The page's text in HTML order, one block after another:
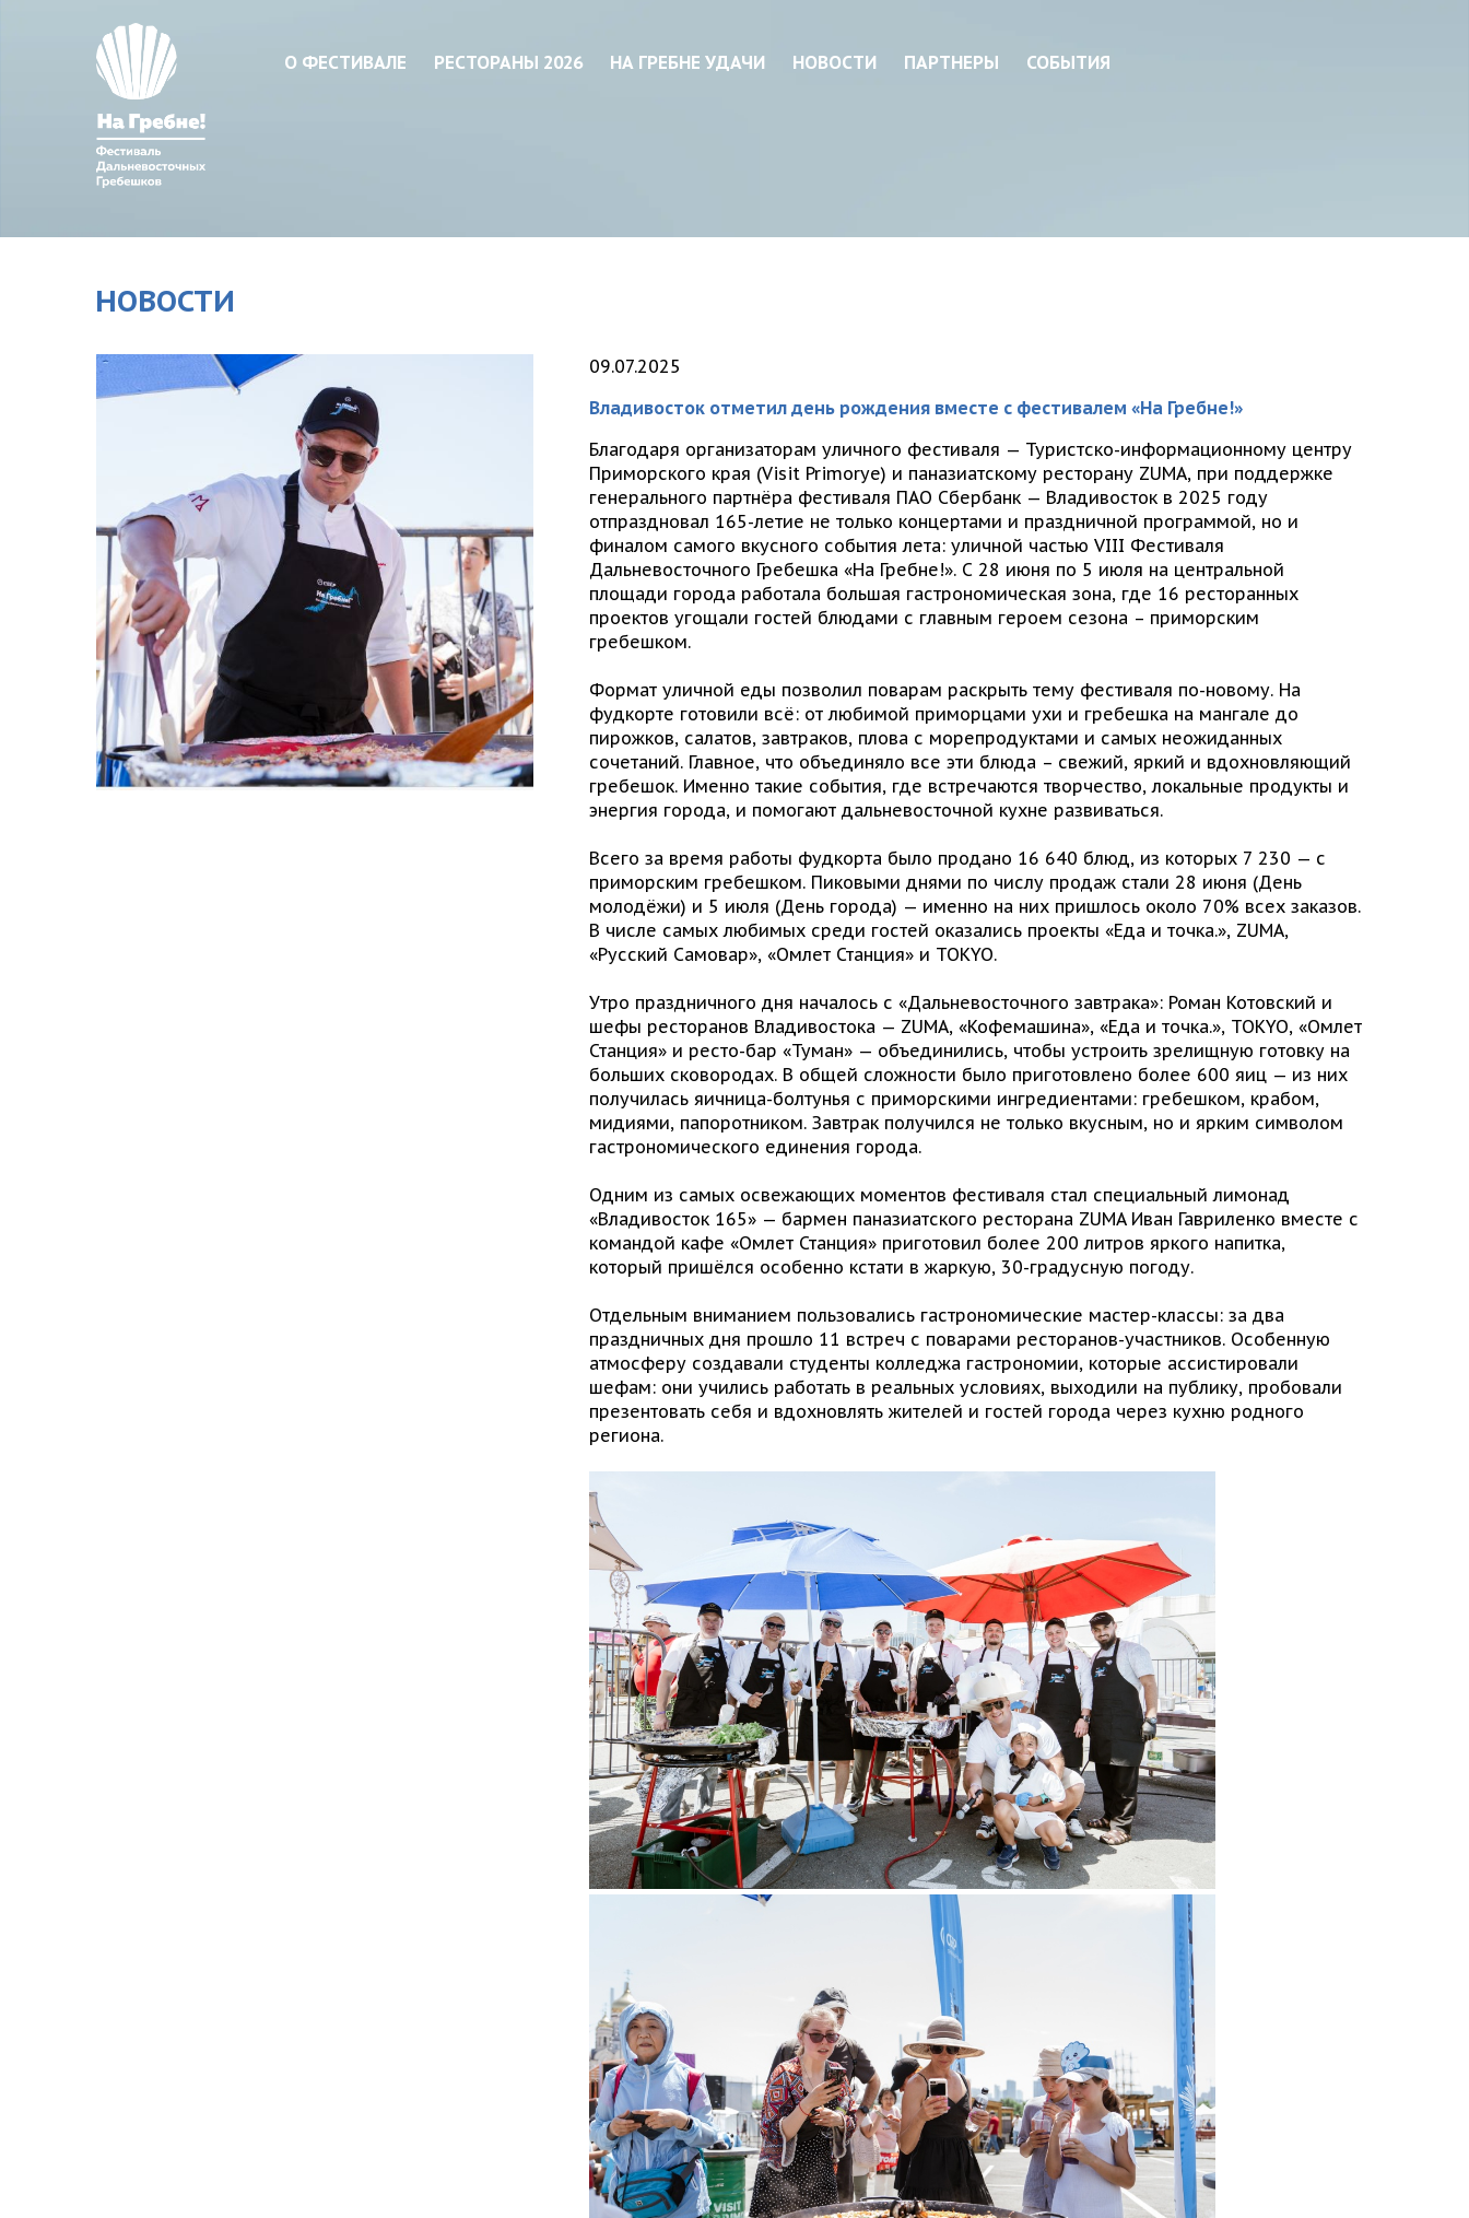
О ФЕСТИВАЛЕ РЕСТОРАНЫ 2026 НА ГРЕБНЕ УДАЧИ НОВОСТИ ПАРТНЕРЫ СОБЫТИЯ
НОВОСТИ
09.07.2025
Владивосток отметил день рождения вместе с фестивалем «На Гребне!»
Благодаря организаторам уличного фестиваля — Туристско-информационному центру
Приморского края (Visit Primorye) и паназиатскому ресторану ZUMA, при поддержке
генерального партнёра фестиваля ПАО Сбербанк — Владивосток в 2025 году
отпраздновал 165-летие не только концертами и праздничной программой, но и
финалом самого вкусного события лета: уличной частью VIII Фестиваля
Дальневосточного Гребешка «На Гребне!». С 28 июня по 5 июля на центральной
площади города работала большая гастрономическая зона, где 16 ресторанных
проектов угощали гостей блюдами с главным героем сезона – приморским
гребешком.
Формат уличной еды позволил поварам раскрыть тему фестиваля по-новому. На
фудкорте готовили всё: от любимой приморцами ухи и гребешка на мангале до
пирожков, салатов, завтраков, плова с морепродуктами и самых неожиданных
сочетаний. Главное, что объединяло все эти блюда – свежий, яркий и вдохновляющий
гребешок. Именно такие события, где встречаются творчество, локальные продукты и
энергия города, и помогают дальневосточной кухне развиваться.
Всего за время работы фудкорта было продано 16 640 блюд, из которых 7 230 — с
приморским гребешком. Пиковыми днями по числу продаж стали 28 июня (День
молодёжи) и 5 июля (День города) — именно на них пришлось около 70% всех заказов.
В числе самых любимых среди гостей оказались проекты «Еда и точка.», ZUMA,
«Русский Самовар», «Омлет Станция» и TOKYO.
Утро праздничного дня началось с «Дальневосточного завтрака»: Роман Котовский и
шефы ресторанов Владивостока — ZUMA, «Кофемашина», «Еда и точка.», TOKYO, «Омлет
Станция» и ресто-бар «Туман» — объединились, чтобы устроить зрелищную готовку на
больших сковородах. В общей сложности было приготовлено более 600 яиц — из них
получилась яичница-болтунья с приморскими ингредиентами: гребешком, крабом,
мидиями, папоротником. Завтрак получился не только вкусным, но и ярким символом
гастрономического единения города.
Одним из самых освежающих моментов фестиваля стал специальный лимонад
«Владивосток 165» — бармен паназиатского ресторана ZUMA Иван Гавриленко вместе с
командой кафе «Омлет Станция» приготовил более 200 литров яркого напитка,
который пришёлся особенно кстати в жаркую, 30-градусную погоду.
Отдельным вниманием пользовались гастрономические мастер-классы: за два
праздничных дня прошло 11 встреч с поварами ресторанов-участников. Особенную
атмосферу создавали студенты колледжа гастрономии, которые ассистировали
шефам: они учились работать в реальных условиях, выходили на публику, пробовали
презентовать себя и вдохновлять жителей и гостей города через кухню родного
региона.